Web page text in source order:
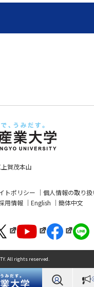
賀茂本山
トポリシー
個人情報の取り
用情報 English 簡体中文
All rights reserved.